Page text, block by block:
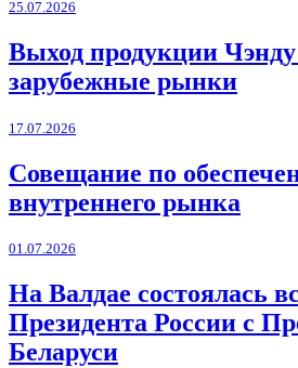
25.07.2026
Выход продукции
зарубежные рынки
17.07.2026
Совещание по
внутреннего рынка
01.07.2026
На Валдае состоялась
Президента России с
Беларуси